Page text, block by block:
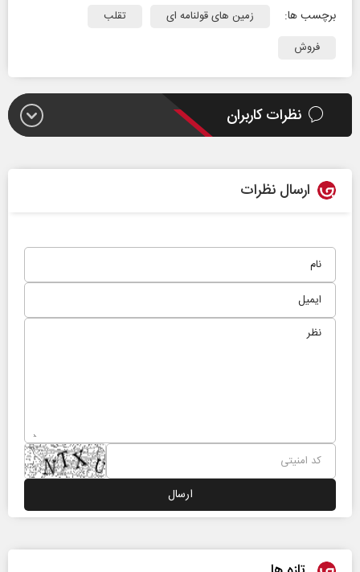
برچسب ها: زمین های قولنامه ای
تقلب
فروش
نظرات کاربران
ارسال نظرات